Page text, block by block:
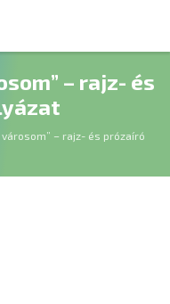
– rajz- és
városom” – rajz- és prózaíró